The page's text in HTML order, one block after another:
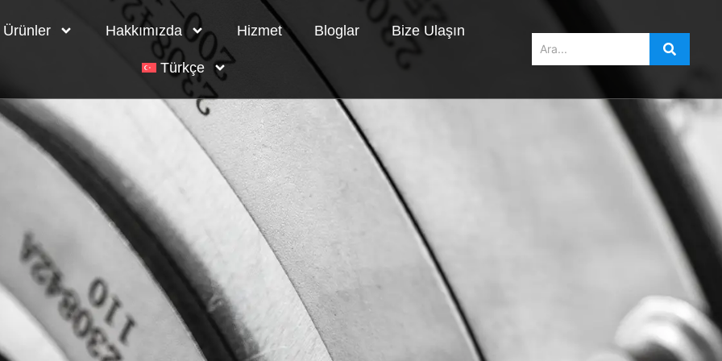
Ürünler Hakkımızda Hizmet Bloglar Bize Ulaşın
Türkçe